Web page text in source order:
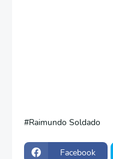
Raimundo Soldado
Facebook